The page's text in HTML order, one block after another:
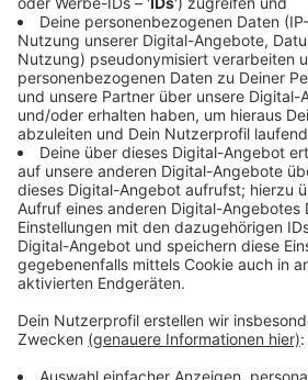
Zahlen, sondern nur mit Eindrücken
Kundencentern belegen kann. Am
gingen schon einige Tickets weg -
Rheinbahn gegenüber Antenne
Tickets können in den
gekauft werden. Auch der
rechnet damit, dass das Ticket
Laut einer Umfrage des VRR will
zweite im Fahrgebiet das 9-Euro-
wären zwischen 2,5 und 3
Nutzer. Die Bahn will derweil in den
Monaten zusätzliche
Im Laufe des Vormittags will die
Verkaufszahlen für das 9€-Ticket